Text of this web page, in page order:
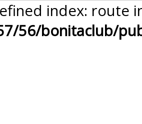
index: route
56/bonitaclub/